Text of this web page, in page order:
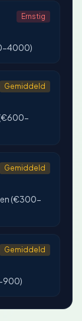
Ernstig
4000)
Gemiddeld
(€600-
Gemiddeld
(€300-
Gemiddeld
900)